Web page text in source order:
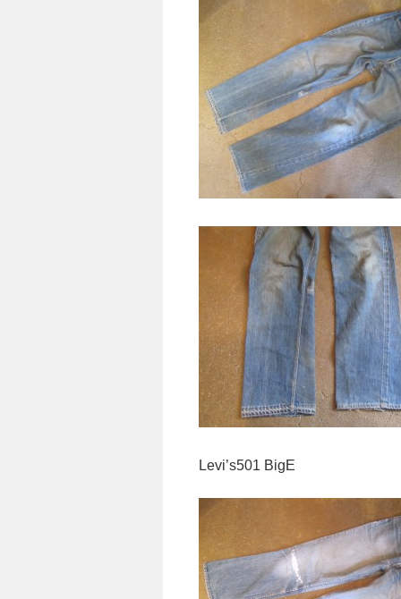
Levi’s501 BigE